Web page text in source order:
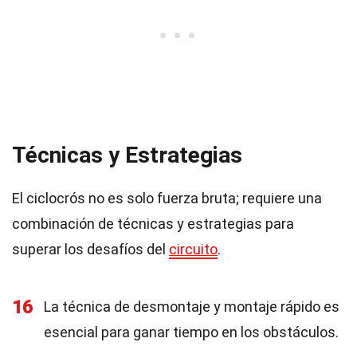
Técnicas y Estrategias
El ciclocrós no es solo fuerza bruta; requiere una
combinación de técnicas y estrategias para
superar los desafíos del circuito.
16
La técnica de desmontaje y montaje rápido es
esencial para ganar tiempo en los obstáculos.